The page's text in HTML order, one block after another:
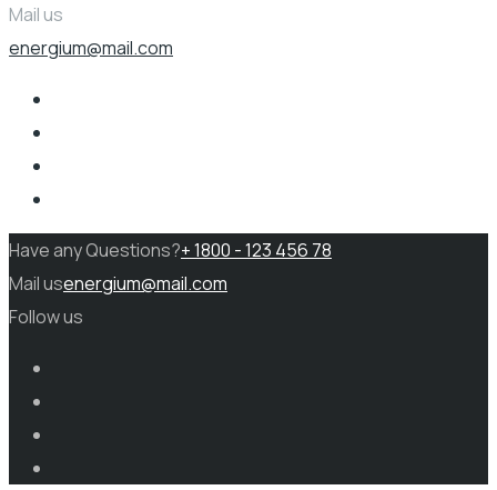
Mail us
energium@mail.com
Have any Questions?+ 1800 - 123 456 78
Mail usenergium@mail.com
Follow us